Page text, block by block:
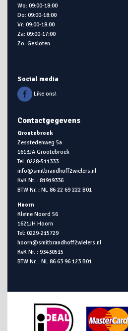
Wo: 09:00-18:00
Do: 09:00-18:00
Vr: 09:00-18:00
Za: 09:00-17:00
Zo: Gesloten
Social media
Like ons!
Contactgegevens
Grootebroek
Zesstedenweg 5a
1613JA Grootebroek
Tel: 0228-511333
info@smitbrandhoff2wielers.nl
KvK Nr. : 81919336
BTW Nr. : NL 86 22 69 222 B01
Hoorn
Kleine Noord 56
1621JH Hoorn
Tel: 0229-215729
hoorn@smitbrandhoff2wielers.nl
KvK Nr. : 93430515
BTW Nr. : NL 86 63 96 123 B01